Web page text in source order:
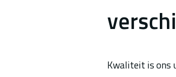
Kwaliteit is ons